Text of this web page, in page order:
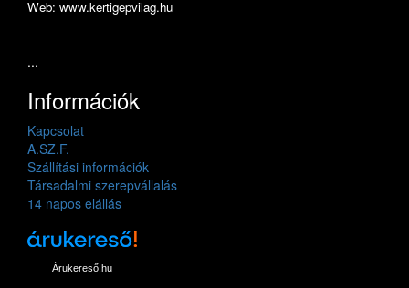
Web: www.kertigepvilag.hu
...
Információk
Kapcsolat
A.SZ.F.
Szállítási információk
Társadalmi szerepvállalás
14 napos elállás
Árukereső.hu